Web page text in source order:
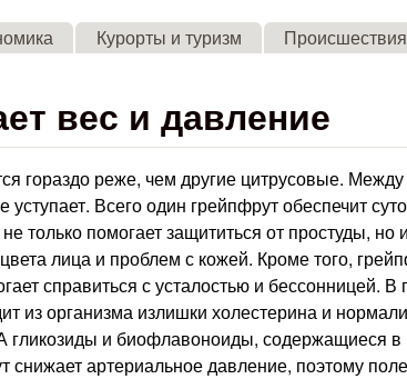
Skip to main content
Курорты и туризм Происшествия
вес и давление
гораздо реже, чем другие цитрусовые.
Всего один грейпфрут обеспечит
только помогает защититься от простуды, но
лица и проблем с кожей. Кроме того,
справиться с усталостью и бессонницей. В
из организма излишки холестерина и
гликозиды и биофлавоноиды, содержащиеся в
снижает артериальное давление, поэтому